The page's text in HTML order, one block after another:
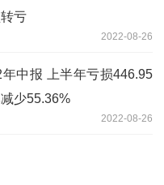
亏
2022-08-26
中报 上半年亏损446.95
少55.36%
2022-08-26